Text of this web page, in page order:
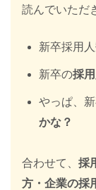
読んでいただ
新卒採用
新卒の採
やっぱ、
かな？
合わせて、 採
方・企業の採